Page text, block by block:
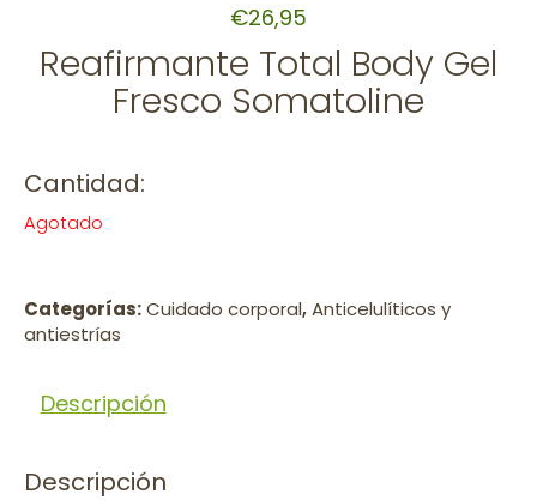
€26,95
Reafirmante Total Body Gel
Fresco Somatoline
Cantidad:
Agotado
Categorías:Cuidado corporal,Anticelulíticos y
antiestrías
Descripción
Descripción